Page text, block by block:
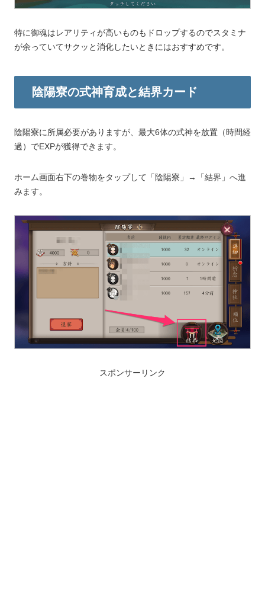
特に御魂はレアリティが高いものもドロップするのでスタミナ
が余っていてサクッと消化したいときにはおすすめです。
陰陽寮の式神育成と結界カード
陰陽寮に所属必要がありますが、最大6体の式神を放置（時間経
過）でEXPが獲得できます。
ホーム画面右下の巻物をタップして「陰陽寮」→「結界」へ進
みます。
スポンサーリンク